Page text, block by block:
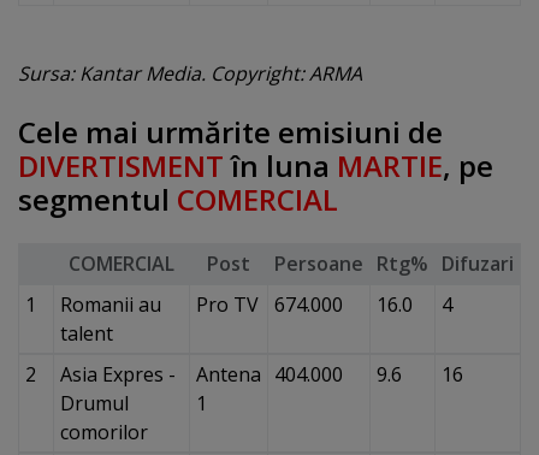
Sursa: Kantar Media. Copyright: ARMA
Cele mai urmărite emisiuni de
DIVERTISMENTîn luna MARTIE, pe
segmentul COMERCIAL
COMERCIAL Post Persoane Rtg% Difuzari
1
Romanii au
talent
Pro TV 674.000 16.0 4
2
Asia Expres -
Drumul
comorilor
Antena
1
404.000 9.6 16